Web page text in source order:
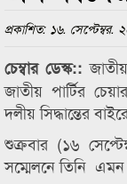
প্রকাশিত: ১৬. সেপ্টেম্বর.
চেম্বার ডেস্ক::
জাতীয় পার্টির
দলীয় সিদ্ধান্তের
শুক্রবার (১৬
সম্মেলনে তিনি এমন